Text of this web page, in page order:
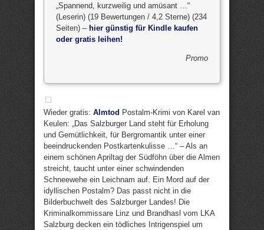
„Spannend, kurzweilig und amüsant …“
(Leserin) (19 Bewertungen / 4,2 Sterne) (234
Seiten) – hier günstig für Kindle kaufen
oder gratis leihen!
Promo
Wieder gratis: Almtod Postalm-Krimi von Karel van
Keulen: „Das Salzburger Land steht für Erholung
und Gemütlichkeit, für Bergromantik unter einer
beeindruckenden Postkartenkulisse …“ – Als an
einem schönen Apriltag der Südföhn über die Almen
streicht, taucht unter einer schwindenden
Schneewehe ein Leichnam auf. Ein Mord auf der
idyllischen Postalm? Das passt nicht in die
Bilderbuchwelt des Salzburger Landes! Die
Kriminalkommissare Linz und Brandhasl vom LKA
Salzburg decken ein tödliches Intrigenspiel um